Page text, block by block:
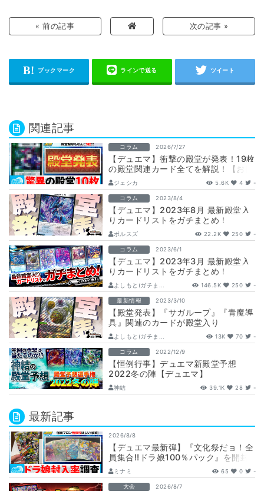
« 前の記事 次の記事 »
関連記事
コラム 2026/7/27
【デュエマ】衝撃の殿堂が発表！19枚
の殿堂関連カード全てを解説！【お目
覚めメイ様/ダーバンデ/レヴィヤ/ゾン
ビ…
ジェシカ 5.6K 4 -
コラム 2023/8/4
【デュエマ】2023年8月 最新殿堂入
りカードリストをガチまとめ！
ボルスズ 22.2K 250 -
コラム 2023/6/1
【デュエマ】2023年3月 最新殿堂入
りカードリストをガチまとめ！
よしもと(ガチま... 146.5K 250 -
最新情報 2023/3/10
【殿堂発表】『サガループ』『青魔導
具』関連のカードが殿堂入り
よしもと(ガチま... 13K 70 -
コラム 2022/12/9
【恒例行事】デュエマ新殿堂予想
2022冬の陣【デュエマ】
神結 39.1K 28 -
最新記事
2026/8/8
【デュエマ最新弾】『文化祭だョ！全
員集合!!ドラ娘100％パック』を開封
して封入率調査！【25周年/ドラゴン
娘…
ミナミ 65 0 -
大会 2026/8/7